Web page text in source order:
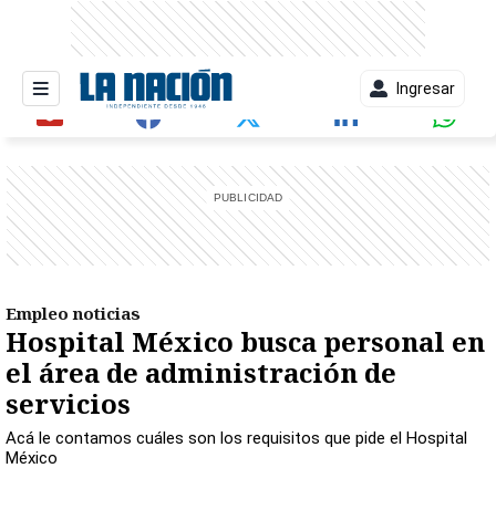
Ingresar
Empleo noticias
Hospital México busca personal en
el área de administración de
servicios
Acá le contamos cuáles son los requisitos que pide el Hospital
México